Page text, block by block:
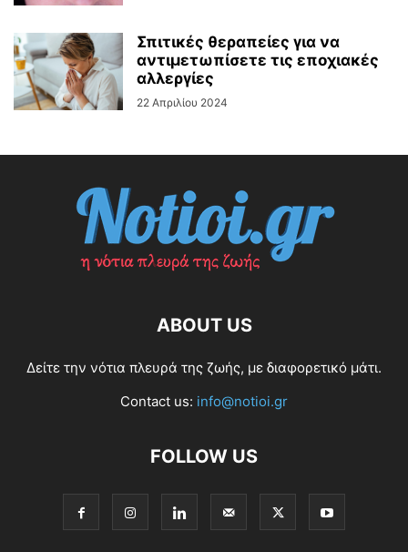
Σπιτικές θεραπείες για να
αντιμετωπίσετε τις εποχιακές
αλλεργίες
22 Απριλίου 2024
ABOUT US
Δείτε την νότια πλευρά της ζωής, με διαφορετικό μάτι.
Contact us: info@notioi.gr
FOLLOW US